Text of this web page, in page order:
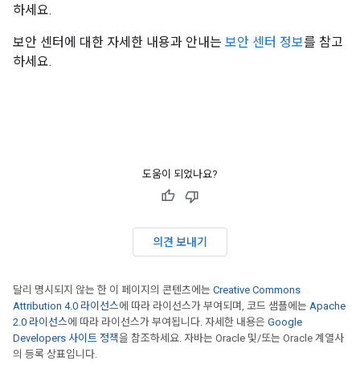
하세요.
보안 센터에 대한 자세한 내용과 안내는 보안 센터 정보를 참고
하세요.
도움이 되었나요?
의견 보내기
달리 명시되지 않는 한 이 페이지의 콘텐츠에는 Creative Commons
Attribution 4.0 라이선스에 따라 라이선스가 부여되며, 코드 샘플에는 Apache
2.0 라이선스에 따라 라이선스가 부여됩니다. 자세한 내용은 Google
Developers 사이트 정책을 참조하세요. 자바는 Oracle 및/또는 Oracle 계열사
의 등록 상표입니다.